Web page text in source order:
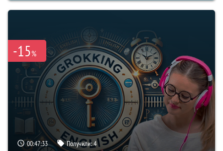
-15%
00:47:33 Получили:4